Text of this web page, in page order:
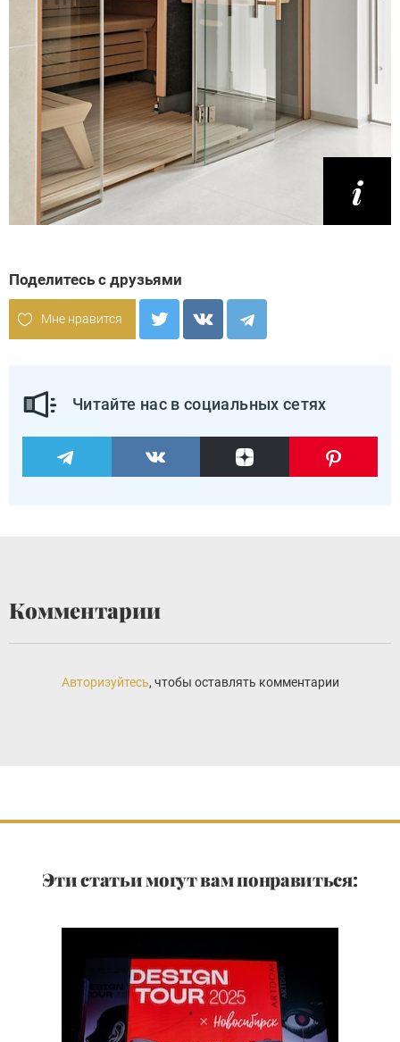
Поделитесь с друзьями
Мне нравится
Читайте нас в социальных сетях
Комментарии
Авторизуйтесь, чтобы оставлять комментарии
Эти статьи могут вам понравиться: